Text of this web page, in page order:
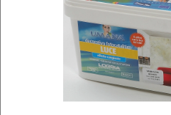
Фактурные
покрытия
штукатурка
Имитация